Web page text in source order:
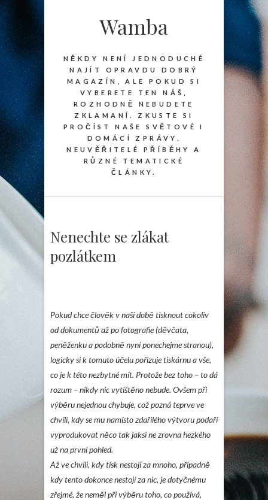
Wamba
NĚKDY NENÍ JEDNODUCHÉ
NAJÍT OPRAVDU DOBRÝ
MAGAZÍN, ALE POKUD SI
VYBERETE TEN NÁŠ,
ROZHODNĚ NEBUDETE
ZKLAMANÍ. ZKUSTE SI
PROČÍST NAŠE SVĚTOVÉ I
DOMÁCÍ ZPRÁVY,
NEUVĚŘITELÉ PŘÍBĚHY A
RŮZNÉ TEMATICKÉ
ČLÁNKY.
Nenechte se zlákat
pozlátkem
Pokud chce člověk v naší době tisknout cokoliv
od dokumentů až po fotografie (děvčata,
peněženku a podobně nyní ponechejme stranou),
logicky si k tomuto účelu pořizuje tiskárnu a vše,
co je k této nezbytné mít. Protože bez toho – to dá
rozum – nikdy nic vytištěno nebude. Ovšem při
výběru nejednou chybuje, což pozná teprve ve
chvíli, kdy se mu namísto zdařilého výtvoru podaří
vyprodukovat něco tak jaksi ne zrovna hezkého
už na první pohled.
Až ve chvíli, kdy tisk nestojí za mnoho, případně
kdy tento dokonce nestojí za nic, je dotyčnému
zřejmé, že neměl při výběru toho, co používá,